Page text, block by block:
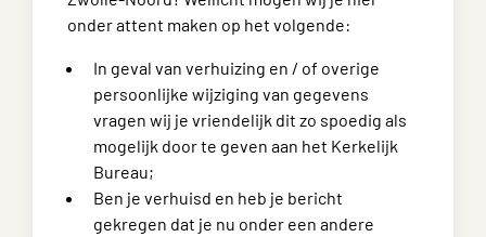
onder attent maken op het volgende:
In geval van verhuizing en / of overige
persoonlijke wijziging van gegevens
vragen wij je vriendelijk dit zo spoedig als
mogelijk door te geven aan het Kerkelijk
Bureau;
Ben je verhuisd en heb je bericht
gekregen dat je nu onder een andere